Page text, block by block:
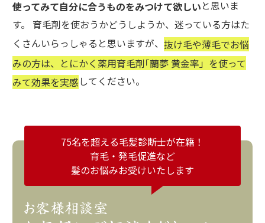
使ってみて自分に合うものをみつけて欲しいと思いま
す。 育毛剤を使おうかどうしようか、迷っている方はた
くさんいらっしゃると思いますが、 抜け毛や薄毛でお悩
みの方は、とにかく薬用育毛剤｢蘭夢 黄金率」を使って
みて効果を実感してください。
75名を超える毛髪診断士が在籍！
育毛・発毛促進など
髪のお悩みお受けいたします